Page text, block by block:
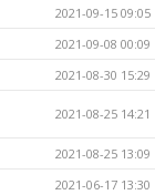
2021-09-15 09:05
2021-09-08 00:09
2021-08-30 15:29
2021-08-25 14:21
2021-08-25 13:09
2021-06-17 13:30